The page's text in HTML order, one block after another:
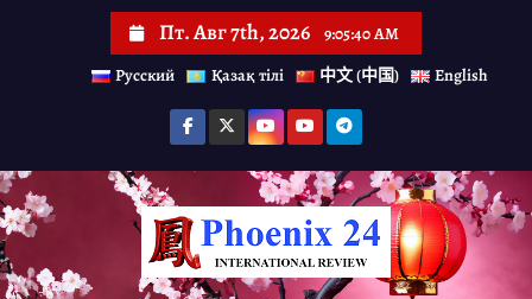
й
т
и
к
Пт. Авг 7th, 2026
9:05:40 AM
Русский
Қазақ тілі 中文 (中国) English